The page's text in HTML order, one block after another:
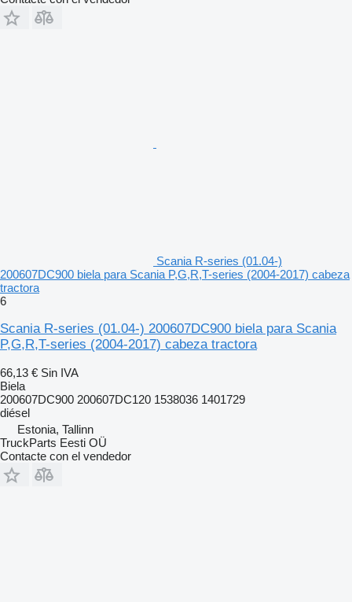
Scania R-series (01.04-)
200607DC900 biela para Scania P,G,R,T-series (2004-2017) cabeza
tractora
6
Scania R-series (01.04-) 200607DC900 biela para Scania
P,G,R,T-series (2004-2017) cabeza tractora
66,13 € Sin IVA
Biela
200607DC900 200607DC120 1538036 1401729
diésel
Estonia, Tallinn
TruckParts Eesti OÜ
Contacte con el vendedor